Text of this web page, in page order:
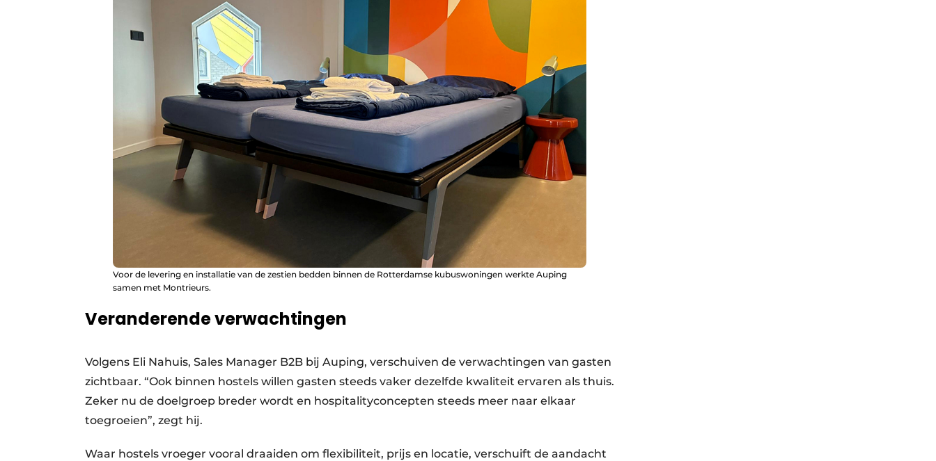
Voor de levering en installatie van de zestien bedden binnen de Rotterdamse kubuswoningen werkte Auping
samen met Montrieurs.
Veranderende verwachtingen
Volgens Eli Nahuis, Sales Manager B2B bij Auping, verschuiven de verwachtingen van gasten
zichtbaar. “Ook binnen hostels willen gasten steeds vaker dezelfde kwaliteit ervaren als thuis.
Zeker nu de doelgroep breder wordt en hospitalityconcepten steeds meer naar elkaar
toegroeien”, zegt hij.
Waar hostels vroeger vooral draaiden om flexibiliteit, prijs en locatie, verschuift de aandacht